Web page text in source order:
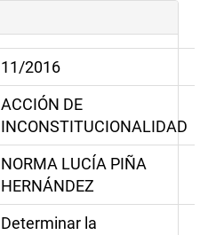
11/2016
ACCIÓN DE
INCONSTITUCIONALIDAD
NORMA LUCÍA PIÑA
HERNÁNDEZ
Determinar la